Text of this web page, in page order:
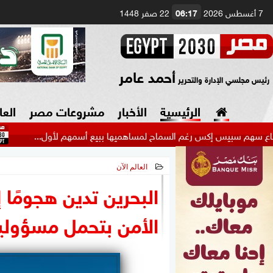
7 أغسطس 2026 06:17 22 صفر 1448
رئيس مجلسي الإدارة والتحرير أحمد عامر
الرئيسية الأخبار
الرئاسة
دين وفتاوى
مشروعات مصر
عاجل.. إكس رغم السماح لمساهميها ببيع أسمهم لأول...
العالم الآن
البحرين تدين
الأمن بتحمل